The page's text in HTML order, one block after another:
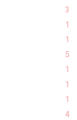
3
1
1
5
1
1
1
4